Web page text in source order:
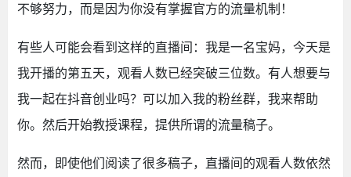
不够努力，而是因为你没有掌握官方的流量机制！
有些人可能会看到这样的直播间：我是一名宝妈，今天是
我开播的第五天，观看人数已经突破三位数。有人想要与
我一起在抖音创业吗？可以加入我的粉丝群，我来帮助
你。然后开始教授课程，提供所谓的流量稿子。
然而，即使他们阅读了很多稿子，直播间的观看人数依然